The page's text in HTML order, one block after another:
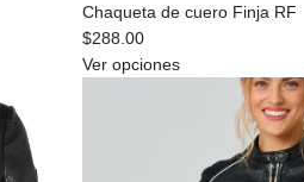
Chaqueta de cuero Finja RF
$288.00
Ver opciones